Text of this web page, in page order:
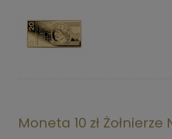
Moneta 10 zł Żołnierze